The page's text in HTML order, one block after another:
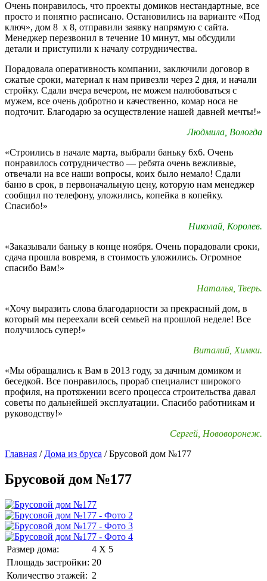
Очень понравилось, что проекты домиков нестандартные, все
просто и понятно расписано. Остановились на варианте «Под
ключ», дом 8 х 8, отправили заявку напрямую с сайта.
Менеджер перезвонил в течение 10 минут, мы обсудили
детали и приступили к началу сотрудничества.
Порадовала оперативность компании, заключили договор в
сжатые сроки, материал к нам привезли через 2 дня, и начали
стройку. Сдали вчера вечером, не можем налюбоваться с
мужем, все очень добротно и качественно, комар носа не
подточит. Благодарю за осуществление нашей давней мечты!»
Людмила, Вологда
«Строились в начале марта, выбрали баньку 6х6. Очень
понравилось сотрудничество — ребята очень вежливые,
отвечали на все наши вопросы, коих было немало! Сдали
баню в срок, в первоначальную цену, которую нам менеджер
сообщил по телефону, уложились, копейка в копейку.
Спасибо!»
Николай, Королев.
«Заказывали баньку в конце ноября. Очень порадовали сроки,
сдача прошла вовремя, в стоимость уложились. Огромное
спасибо Вам!»
Наталья, Тверь.
«Хочу выразить слова благодарности за прекрасный дом, в
который мы переехали всей семьей на прошлой неделе! Все
получилось супер!»
Виталий, Химки.
«Мы обращались к Вам в 2013 году, за дачным домиком и
беседкой. Все понравилось, прораб специалист широкого
профиля, на протяжении всего процесса строительства давал
советы по дальнейшей эксплуатации. Спасибо работникам и
руководству!»
Сергей, Нововоронеж.
Главная / Дома из бруса /Брусовой дом №177
Брусовой дом №177
Размер дома:
4 Х 5
Площадь застройки: 20
Количество этажей: 2